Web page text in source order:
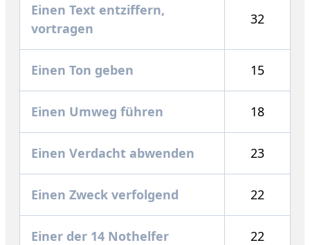
Einen Text entziffern,
vortragen
32
Einen Ton geben 15
Einen Umweg führen 18
Einen Verdacht abwenden 23
Einen Zweck verfolgend 22
Einer der 14 Nothelfer 22